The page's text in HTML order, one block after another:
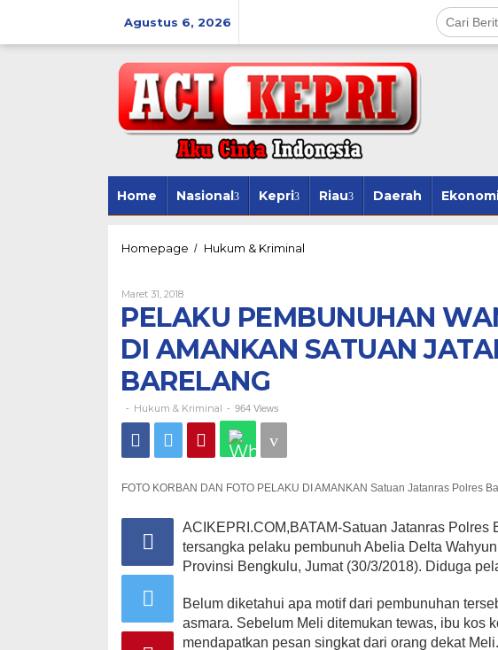
Agustus 6, 2026
Home Nasional Kepri Riau Daerah
Homepage / Hukum & Kriminal
KAMAR
KOS
DI
AMANKAN
Maret 31, 2018Oleh
PELAKU PEMBUNUHAN
DI AMANKAN SATUAN
BARELANG
- Hukum & Kriminal - 964 Views
FOTO KORBAN DAN FOTO PELAKU DI AMANKAN Satuan Jatanras Polres
ACIKEPRI.COM,BATAM-Satuan Jatanras Polres
tersangka pelaku pembunuh Abelia Delta
Provinsi Bengkulu, Jumat (30/3/2018). Diduga
Belum diketahui apa motif dari pembunuhan
asmara. Sebelum Meli ditemukan tewas, ibu kos
mendapatkan pesan singkat dari orang dekat Meli.